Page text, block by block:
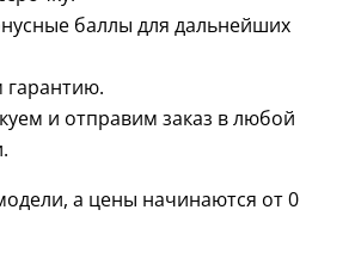
баллы для дальнейших
гарантию.
и отправим заказ в любой
а цены начинаются от 0